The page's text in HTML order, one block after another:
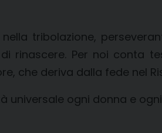
tribolazione,
Per noi conta
che deriva dalla fede nel
universale ogni donna e